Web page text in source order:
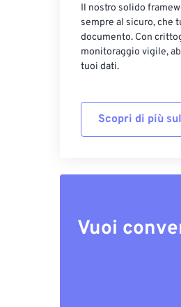
Il nostro solido
sempre al sicuro, che
documento. Con
monitoraggio vigile,
tuoi dati.
Scopri di più
Vuoi